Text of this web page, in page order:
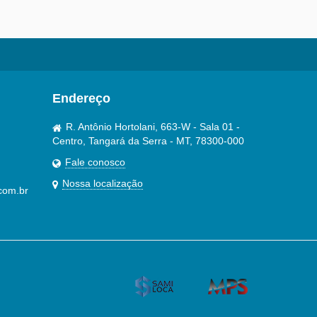
Endereço
R. Antônio Hortolani, 663-W - Sala 01 -
Centro, Tangará da Serra - MT, 78300-000
Fale conosco
Nossa localização